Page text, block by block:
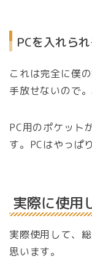
PCを入れら
これは完全に僕
手放せないので。
PC用のポケット
す。PCはやっぱ
実際に使用
実際使用して、
思います。